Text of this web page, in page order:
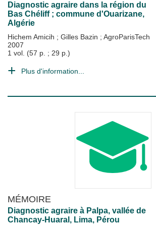
Diagnostic agraire dans la région du
Bas Chéliff ; commune d'Ouarizane,
Algérie
Hichem Amicih ; Gilles Bazin ; AgroParisTech
2007
1 vol. (57 p. ; 29 p.)
Plus d'information...
MÉMOIRE
Diagnostic agraire à Palpa, vallée de
Chancay-Huaral, Lima, Pérou